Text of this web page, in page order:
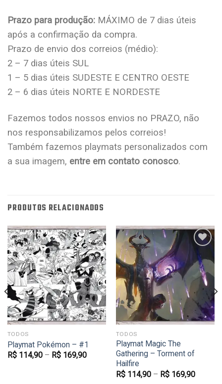
Prazo para produção: MÁXIMO de 7 dias úteis
após a confirmação da compra.
Prazo de envio dos correios (médio):
2 – 7 dias úteis SUL
1 – 5 dias úteis SUDESTE E CENTRO OESTE
2 – 6 dias úteis NORTE E NORDESTE
Fazemos todos nossos envios no PRAZO, não
nos responsabilizamos pelos correios!
Também fazemos playmats personalizados com
a sua imagem, entre em contato conosco.
PRODUTOS RELACIONADOS
Favoritar
TODOS
Playmat Pokémon – #1
R$114,90– R$169,90
Favoritar
TODOS
Playmat Magic The
Gathering – Torment of
Hailfire
R$114,90– R$169,90